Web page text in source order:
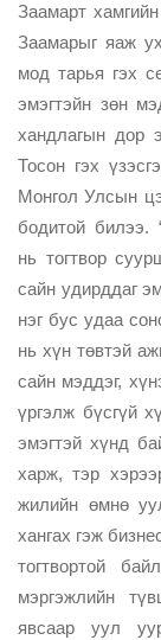
Заамарт
Заамарыг яаж
мод тарья гэх
эмэгтэйн зөн
хандлагын дор
Тосон гэх
Монгол Улсын
бодитой билээ.
нь тогтвор
сайн удирддаг
нэг бус удаа
нь хүн төвтэй
сайн мэддэг,
үргэлж бүсгүй
эмэгтэй хүнд
харж, тэр
жилийн өмнө
хангах гэж
тогтвортой
мэргэжлийн
явсаар уул